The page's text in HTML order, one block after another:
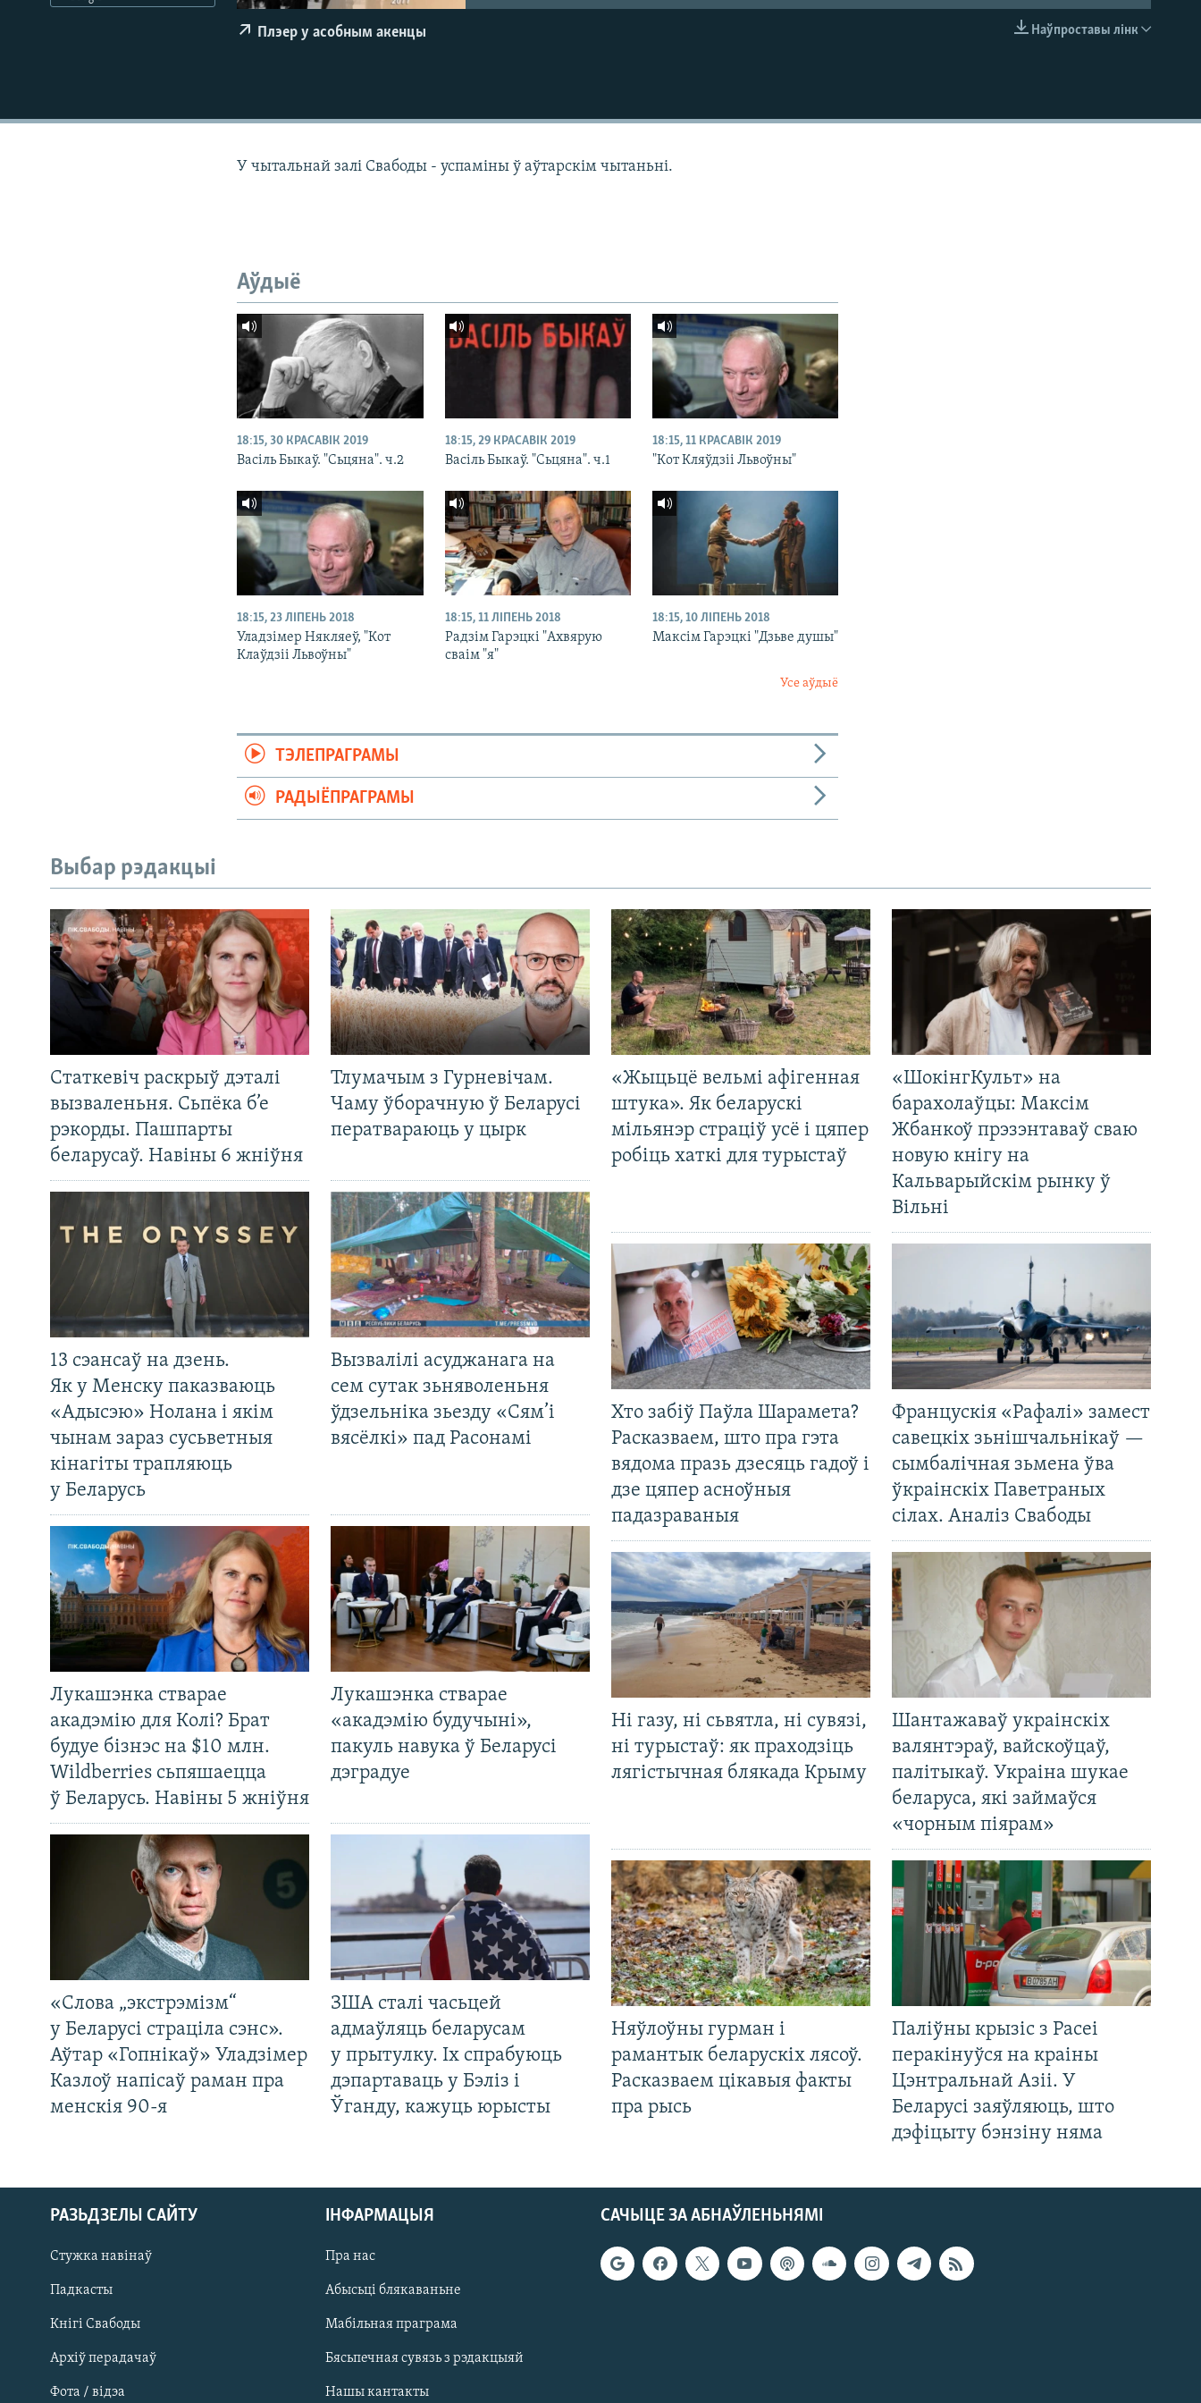
Наўпроставы лінк
Плэер у асобным акенцы
У чытальнай залі Свабоды - успаміны ў аўтарскім чытаньні.
Аўдыё
18:15, 30 КРАСАВІК 2019
Васіль Быкаў. "Сьцяна". ч.2
18:15, 29 КРАСАВІК 2019
Васіль Быкаў. "Сьцяна". ч.1
18:15, 11 КРАСАВІК 2019
"Кот Кляўдзіі Львоўны"
18:15, 23 ЛІПЕНЬ 2018
Уладзімер Някляеў, "Кот
Клаўдзіі Львоўны"
18:15, 11 ЛІПЕНЬ 2018
Радзім Гарэцкі "Ахвярую
сваім "я"
18:15, 10 ЛІПЕНЬ 2018
Максім Гарэцкі "Дзьве душы"
Усе аўдыё
ТЭЛЕПРАГРАМЫ
РАДЫЁПРАГРАМЫ
Выбар рэдакцыі
Статкевіч раскрыў дэталі
вызваленьня. Сьпёка б’е
рэкорды. Пашпарты
беларусаў. Навіны 6 жніўня
Тлумачым з Гурневічам.
Чаму ўборачную ў Беларусі
ператвараюць у цырк
13 сэансаў на дзень.
Як у Менску паказваюць
«Адысэю» Нолана і якім
чынам зараз сусьветныя
кінагіты трапляюць
у Беларусь
Вызвалілі асуджанага на
сем сутак зьняволеньня
ўдзельніка зьезду «Сям’і
вясёлкі» пад Расонамі
Лукашэнка стварае
акадэмію для Колі? Брат
будуе бізнэс на $10 млн.
Wildberries сьпяшаецца
ў Беларусь. Навіны 5 жніўня
Лукашэнка стварае
«акадэмію будучыні»,
пакуль навука ў Беларусі
дэградуе
«Слова „экстрэмізм“
у Беларусі страціла сэнс».
Аўтар «Гопнікаў» Уладзімер
Казлоў напісаў раман пра
менскія 90-я
ЗША сталі часьцей
адмаўляць беларусам
у прытулку. Іх спрабуюць
дэпартаваць у Бэліз і
Ўганду, кажуць юрысты
«Жыцьцё вельмі афігенная
штука». Як беларускі
мільянэр страціў усё і цяпер
робіць хаткі для турыстаў
«ШокінгКульт» на
барахолаўцы: Максім
Жбанкоў прэзэнтаваў сваю
новую кнігу на
Кальварыйскім рынку ў
Вільні
Хто забіў Паўла Шарамета?
Расказваем, што пра гэта
вядома празь дзесяць гадоў і
дзе цяпер асноўныя
падазраваныя
Францускія «Рафалі» замест
савецкіх зьнішчальнікаў —
сымбалічная зьмена ўва
ўкраінскіх Паветраных
сілах. Аналіз Свабоды
Ні газу, ні сьвятла, ні сувязі,
ні турыстаў: як праходзіць
лягістычная блякада Крыму
Шантажаваў украінскіх
валянтэраў, вайскоўцаў,
палітыкаў. Украіна шукае
беларуса, які займаўся
«чорным піярам»
Няўлоўны гурман і
рамантык беларускіх лясоў.
Расказваем цікавыя факты
пра рысь
Паліўны крызіс з Расеі
перакінуўся на краіны
Цэнтральнай Азіі. У
Беларусі заяўляюць, што
дэфіцыту бэнзіну няма
САЧЫЦЕ ЗА АБНАЎЛЕНЬНЯМІ
РАЗЬДЗЕЛЫ САЙТУ
Стужка навінаў
Падкасты
Кнігі Свабоды
Архіў перадачаў
Фота / відэа
ІНФАРМАЦЫЯ
Пра нас
Абысьці блякаваньне
Мабільная праграма
Бясьпечная сувязь з рэдакцыяй
Нашы кантакты